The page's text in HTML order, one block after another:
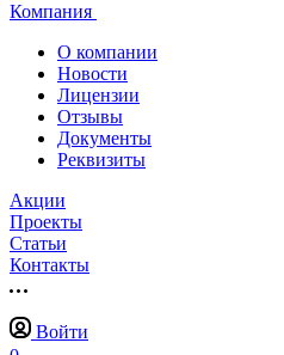
Компания
О компании
Новости
Лицензии
Отзывы
Документы
Реквизиты
Акции
Проекты
Статьи
Контакты
Войти